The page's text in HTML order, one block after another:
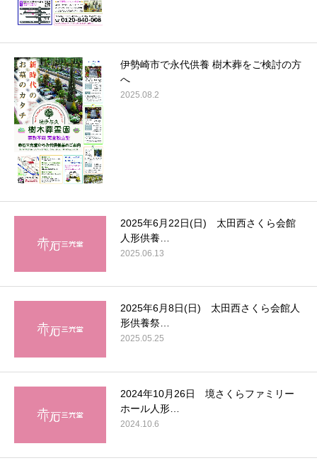
伊勢崎市で永代供養 樹木葬をご検討の方
へ
2025.08.2
2025年6月22日(日) 太田西さくら会館
人形供養…
2025.06.13
2025年6月8日(日) 太田西さくら会館人
形供養祭…
2025.05.25
2024年10月26日 境さくらファミリー
ホール人形…
2024.10.6